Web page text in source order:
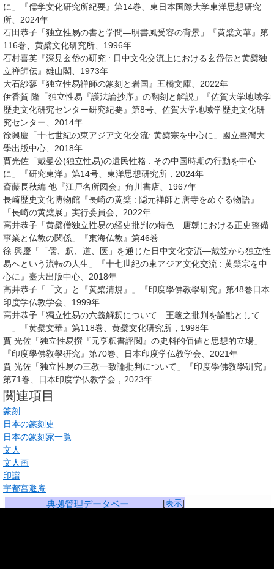
に」『儒学文化研究所紀要』第14巻、東日本国際大学東洋思想研究
所、2024年
石田恭子「独立性易の書と学問―明書風受容の背景」『黄檗文華』第
116巻、黄檗文化研究所、1996年
石村喜英『深見玄岱の研究 : 日中文化交流上における玄岱伝と黄檗独
立禅師伝』雄山閣、1973年
大石紗蓼『独立性易禅師の篆刻と岩国』五橋文庫、2022年
伊香賀 隆「独立性易『護法論抄序』の翻刻と解説」『佐賀大学地域学
歴史文化研究センター研究紀要』第8号、佐賀大学地域学歴史文化研
究センター、2014年
徐興慶「十七世紀の東アジア文化交流: 黄檗宗を中心に」國立臺灣大
學出版中心、2018年
賈光佐「戴曼公(独立性易)の遺民性格 : その中国時期の行動を中心
に」『研究東洋』第14号、東洋思想研究所，2024年
斎藤長秋編 他『江戸名所図会』角川書店、1967年
長崎歴史文化博物館『長崎の黄檗 : 隠元禅師と唐寺をめぐる物語』
「長崎の黄檗展」実行委員会、2022年
高井恭子「黄檗僧独立性易の経史批判の特色―唐朝における正史整備
事業と仏教の関係」『東海仏教』第46巻
徐 興慶「「儒、釈、道、医」を通じた日中文化交流―戴笠から独立性
易へという流転の人生」『十七世紀の東アジア文化交流 : 黄檗宗を中
心に』臺大出版中心、2018年
高井恭子「「文」と『黄檗清規』」『印度學佛教學研究』第48巻日本
印度学仏教学会、1999年
高井恭子「獨立性易の六義解釈について―王羲之批判を論點として
―」『黄檗文華』第118巻、黄檗文化研究所，1998年
賈 光佐「独立性易撰『元亨釈書評閲』の史料的価値と思想的立場」
『印度學佛敎學硏究』第70巻、日本印度学仏教学会、2021年
賈 光佐「独立性易の三教一致論批判について」『印度學佛敎學硏究』
第71巻、日本印度学仏教学会，2023年
関連項目
篆刻
日本の篆刻史
日本の篆刻家一覧
文人
文人画
印譜
宇都宮遯庵
[表示]
典拠管理データベー